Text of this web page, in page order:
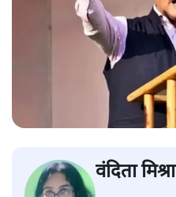
वंदिता मिश्रा